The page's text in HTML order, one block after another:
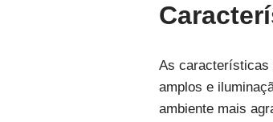
As características
amplos e
ambiente mais